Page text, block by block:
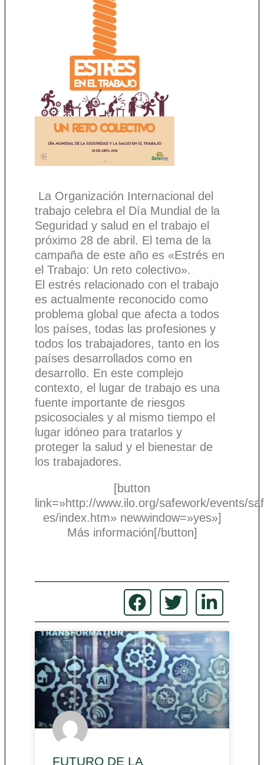
La Organización Internacional del
trabajo celebra el Día Mundial de la
Seguridad y salud en el trabajo el
próximo 28 de abril. El tema de la
campaña de este año es «Estrés en
el Trabajo: Un reto colectivo».
El estrés relacionado con el trabajo
es actualmente reconocido como
problema global que afecta a todos
los países, todas las profesiones y
todos los trabajadores, tanto en los
países desarrollados como en
desarrollo. En este complejo
contexto, el lugar de trabajo es una
fuente importante de riesgos
psicosociales y al mismo tiempo el
lugar idóneo para tratarlos y
proteger la salud y el bienestar de
los trabajadores.
[button
link=»http://www.ilo.org/safework/events/
es/index.htm» newwindow=»yes»]
Más información[/button]
FUTURO DE LA